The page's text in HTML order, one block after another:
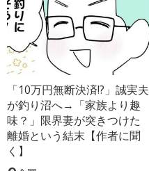
「10万円無断決済!?」誠実夫
が釣り沼へ→「家族より趣
味？」限界妻が突きつけた
離婚という結末【作者に聞
く】